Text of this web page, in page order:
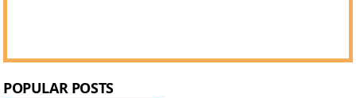
POPULAR POSTS